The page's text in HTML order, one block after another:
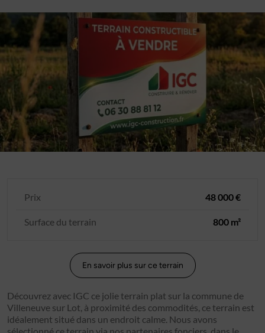
Prix 48 000 €
Surface du terrain 800 m²
En savoir plus sur ce terrain
Découvrez avec IGC ce jolie terrain plat sur la commune de
Villeneuve sur Lot, à proximité des commodités, ce terrain est
idéalement situé dans un endroit calme. Nous avons